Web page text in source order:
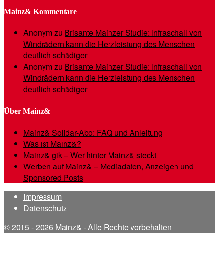
Mainz& Kommentare
Anonymzu Brisante Mainzer Studie: Infraschall von
Windrädern kann die Herzleistung des Menschen
deutlich schädigen
Anonymzu Brisante Mainzer Studie: Infraschall von
Windrädern kann die Herzleistung des Menschen
deutlich schädigen
Über Mainz&
Mainz& Solidar-Abo: FAQ und Anleitung
Was ist Mainz&?
Mainz& gik – Wer hinter Mainz& steckt
Werben auf Mainz& – Mediadaten, Anzeigen und
Sponsored Posts
Impressum
Datenschutz
© 2015 - 2026 Mainz& - Alle Rechte vorbehalten